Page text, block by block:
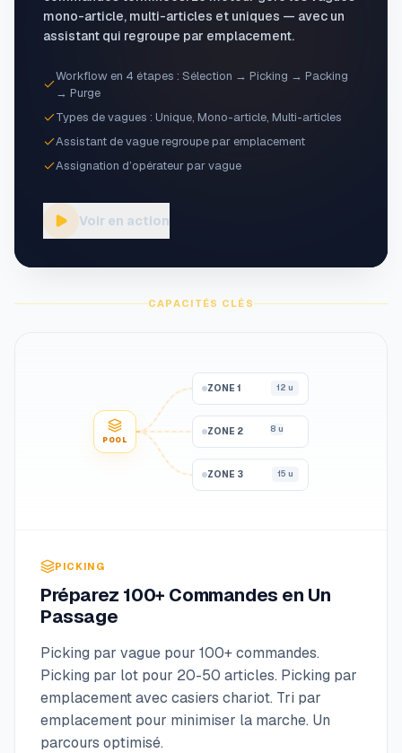
mono-article, multi-articles et uniques — avec un
assistant qui regroupe par emplacement.
Workflow en 4 étapes : Sélection → Picking → Packing
→ Purge
Types de vagues : Unique, Mono-article, Multi-articles
Assistant de vague regroupe par emplacement
Assignation d’opérateur par vague
Voir en action
CAPACITÉS CLÉS
POOL
ZONE 1 12 u
ZONE 2 8 u
ZONE 3 15 u
PICKING
Préparez 100+ Commandes en Un
Passage
Picking par vague pour 100+ commandes.
Picking par lot pour 20-50 articles. Picking par
emplacement avec casiers chariot. Tri par
emplacement pour minimiser la marche. Un
parcours optimisé.